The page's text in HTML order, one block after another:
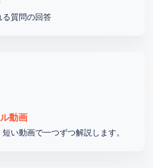
る質問の回答
動画
い動画で一つずつ解説します。